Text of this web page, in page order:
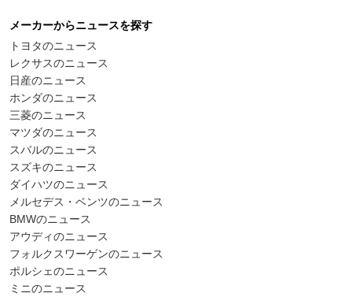
メーカーからニュースを探す
トヨタのニュース
レクサスのニュース
日産のニュース
ホンダのニュース
三菱のニュース
マツダのニュース
スバルのニュース
スズキのニュース
ダイハツのニュース
メルセデス・ベンツのニュース
BMWのニュース
アウディのニュース
フォルクスワーゲンのニュース
ポルシェのニュース
ミニのニュース